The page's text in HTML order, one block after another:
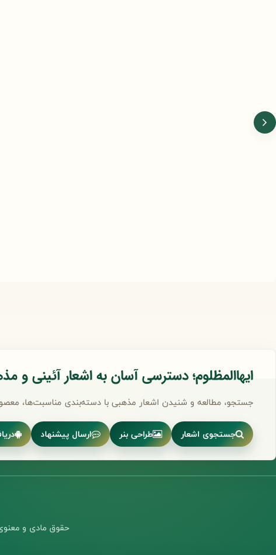
ایهاالمظلوم؛ دسترسی آسان به اشعار آئینی و
جستجو، مطالعه و شنیدن اشعار مذهبی با دسته‌بندی مناسبت‌ها،
جستجوی اشعار طراحی بنر ارسال پیشنهاد
حقوق مادی و